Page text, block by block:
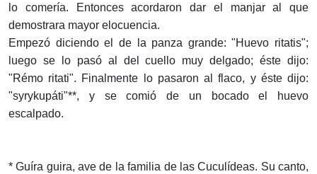
lo comería. Entonces acordaron dar el manjar al que
demostrara mayor elocuencia.
Empezó diciendo el de la panza grande: "Huevo ritatis";
luego se lo pasó al del cuello muy delgado; éste dijo:
"Rémo ritati". Finalmente lo pasaron al flaco, y éste dijo:
"syrykupáti"**, y se comió de un bocado el huevo
escalpado.
* Guíra guira, ave de la familia de las Cuculídeas. Su canto,